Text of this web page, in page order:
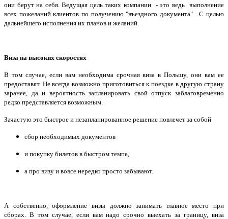
они берут на себя. Ведущая цель таких компании - это ведь выполнение
всех пожеланий клиентов по получению "въездного документа" . С целью
дальнейшего исполнения их планов и желаний.
Виза на высоких скоростях
В том случае, если вам необходима срочная виза в Польшу, они вам ее
предоставят. Не всегда возможно приготовиться к поездке в другую страну
заранее, да и вероятность запланировать свой отпуск заблаговременно
редко представляется возможным.
Зачастую это быстрое и незапланированное решение повлечет за собой
сбор необходимых документов
и покупку билетов в быстром темпе,
а про визу и вовсе нередко просто забывают.
А собственно, оформление визы должно занимать главное место при
сборах. В том случае, если вам надо срочно выехать за границу, виза